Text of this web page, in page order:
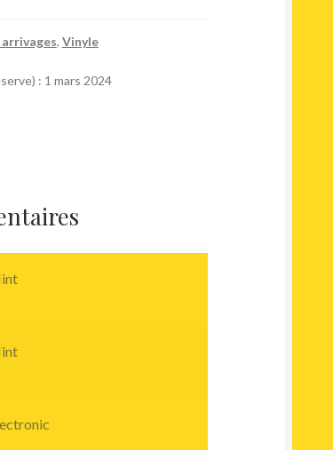
, Vinyle
: 1 mars 2024